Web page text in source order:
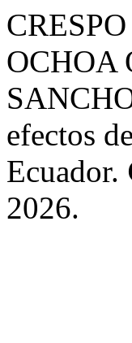
OCHOA
efectos
Ecuador.
2026.